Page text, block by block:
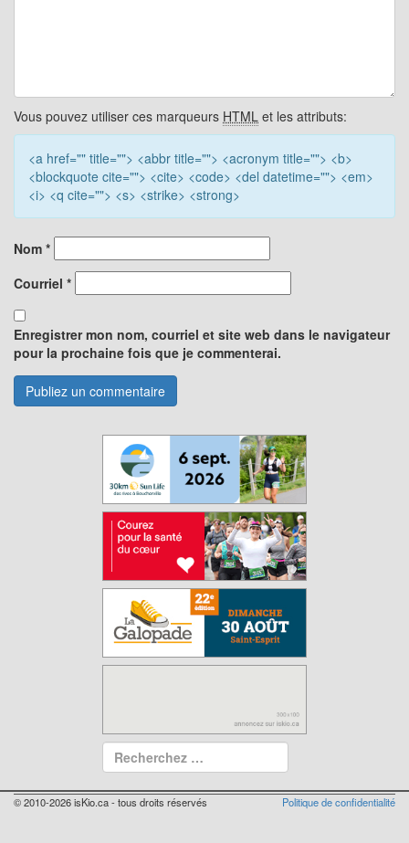
Vous pouvez utiliser ces marqueurs HTML et les attributs:
<a href="" title=""> <abbr title=""> <acronym title=""> <b>
<blockquote cite=""> <cite> <code> <del datetime=""> <em>
<i> <q cite=""> <s> <strike> <strong>
Nom *
Courriel *
Enregistrer mon nom, courriel et site web dans le navigateur
pour la prochaine fois que je commenterai.
© 2010-2026 isKio.ca - tous droits réservés Politique de confidentialité